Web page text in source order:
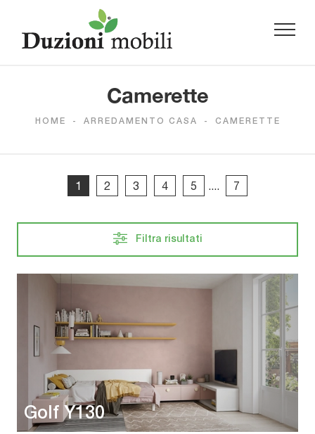
Camerette
HOME - ARREDAMENTO CASA - CAMERETTE
1 2 3 4 5 .... 7
Filtra risultati
Golf Y130